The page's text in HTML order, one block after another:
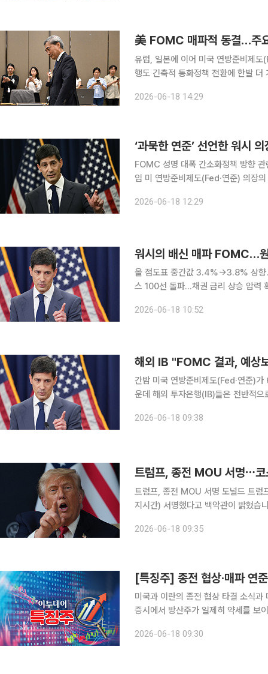
美 FOMC 매파적 동결…주
유럽, 일본에 이어 미국 연방준비제
행도 긴축적 통화정책 전환에 한발
일 오전 유상대 부총재 주재로 시장상
2026-06-18 14:29
‘과묵한 연준’ 선언한 워시
FOMC 성명 대폭 간소화정책 방향 관련
임 미 연방준비제도(Fed·연준) 의장
2026-06-18 12:29
워시의 배신 매파 FOMC…
올 점도표 중간값 3.4%→3.8% 상향
스 100선 돌파…채권 금리 상승 압력
개시장위원회(FOMC)가 시장 기대보
2026-06-18 10:52
해외 IB "FOMC 결과, 예상
간밤 미국 연방준비제도(Fed·연준)
운데 해외 투자은행(IB)들은 전반적으로 매파적
면 케빈 워시 의장 기자회견 발언 이
2026-06-18 09:38
트럼프, 종전 MOU 서명 도널드 트럼프 미국 대통령이 이란과의 종전 양해각서(MOU)에 17일(현
지시간) 서명했다고 백악관이 밝혔습
MOU에 서명했고, 이에 따라 MOU
2026-06-18 09:35
[특징주] 종전 협상·매파 연
미국과 이란의 종전 협상 타결 소식
증시에서 방산주가 일제히 약세를 보이고 있다. 18일 한국거래소에 따르면 오
하락한 21만1000원에 거래 중이다.
2026-06-18 09:30